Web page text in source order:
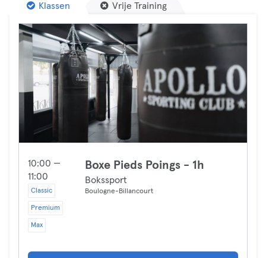
Klassen Vrije Training
10:00 —
11:00
Classic
Premium
Max
Boxe Pieds Poings - 1h
Bokssport
Boulogne-Billancourt